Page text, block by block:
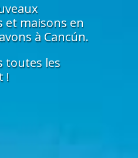
et maisons en
à Cancún.
toutes les
!